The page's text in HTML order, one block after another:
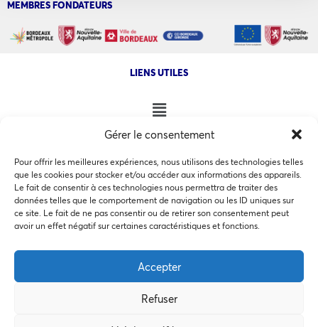
Gérer le consentement
Pour offrir les meilleures expériences, nous utilisons des technologies telles
que les cookies pour stocker et/ou accéder aux informations des appareils.
Le fait de consentir à ces technologies nous permettra de traiter des
données telles que le comportement de navigation ou les ID uniques sur
ce site. Le fait de ne pas consentir ou de retirer son consentement peut
avoir un effet négatif sur certaines caractéristiques et fonctions.
Accepter
Refuser
Ce site utilise des cookies pour les statistiques et pour
politique de confidentialité
Accepter
MEMBRES FONDATEURS
LIENS UTILES
NOS AUTRES SITES
COPYRIGHT @ 2026 - INVEST IN BORDEAUX - 32 Allées d'Orléans